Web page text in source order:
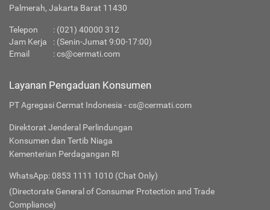
Palmerah, Jakarta Barat 11430
Telepon : (021) 40000 312
Jam Kerja
: (Senin-Jumat 9:00-17:00)
Email
:cs@cermati.com
Layanan Pengaduan Konsumen
PT Agregasi Cermat Indonesia - cs@cermati.com
Direktorat Jenderal Perlindungan
Konsumen dan Tertib Niaga
Kementerian Perdagangan RI
WhatsApp: 0853 1111 1010 (Chat Only)
(Directorate General of Consumer Protection and Trade
Compliance)